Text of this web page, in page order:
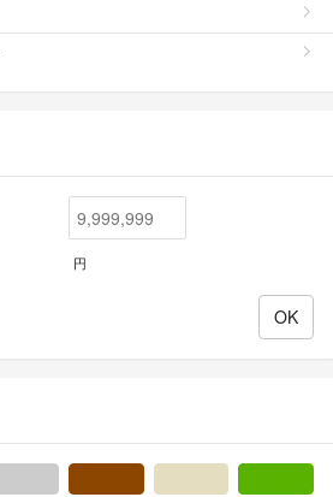
円